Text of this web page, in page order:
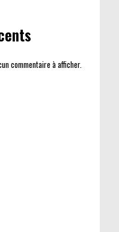
commentaire à afficher.